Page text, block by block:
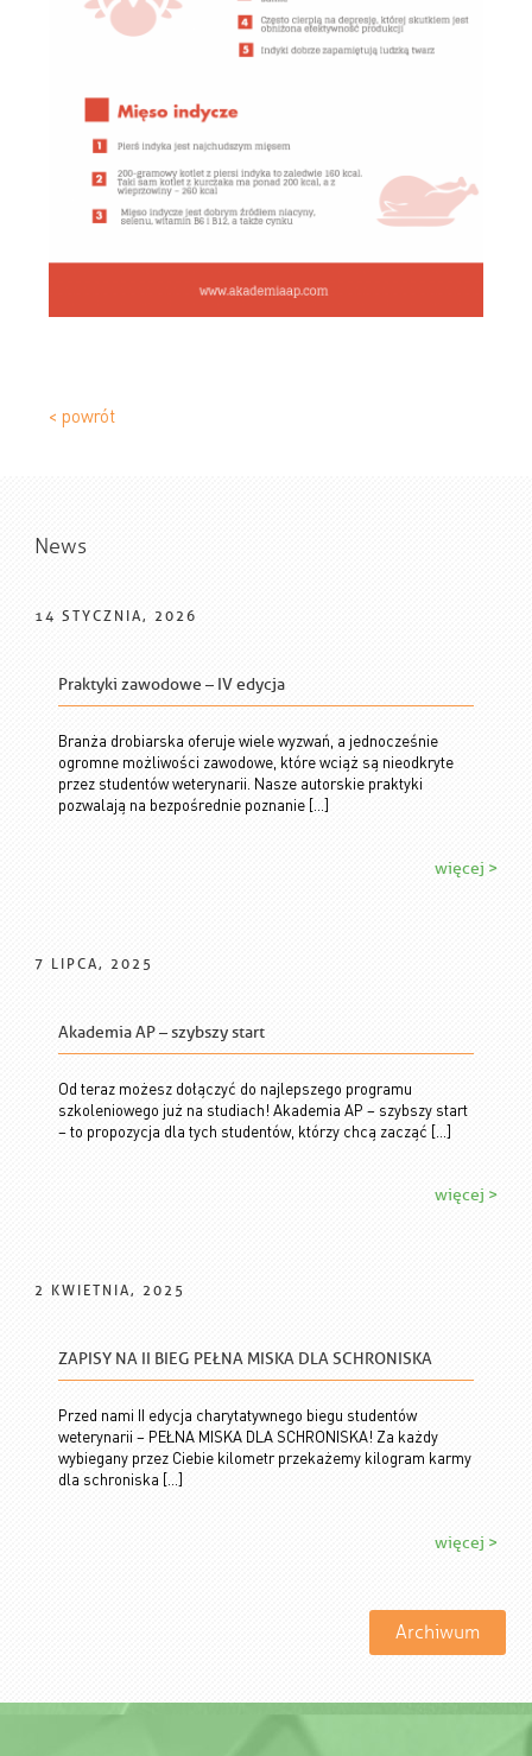
< powrót
News
14 STYCZNIA, 2026
Praktyki zawodowe – IV edycja
Branża drobiarska oferuje wiele wyzwań, a jednocześnie
ogromne możliwości zawodowe, które wciąż są nieodkryte
przez studentów weterynarii. Nasze autorskie praktyki
pozwalają na bezpośrednie poznanie […]
więcej >
7 LIPCA, 2025
Akademia AP – szybszy start
Od teraz możesz dołączyć do najlepszego programu
szkoleniowego już na studiach! Akademia AP – szybszy start
– to propozycja dla tych studentów, którzy chcą zacząć […]
więcej >
2 KWIETNIA, 2025
ZAPISY NA II BIEG PEŁNA MISKA DLA SCHRONISKA
Przed nami II edycja charytatywnego biegu studentów
weterynarii – PEŁNA MISKA DLA SCHRONISKA! Za każdy
wybiegany przez Ciebie kilometr przekażemy kilogram karmy
dla schroniska […]
więcej >
Archiwum